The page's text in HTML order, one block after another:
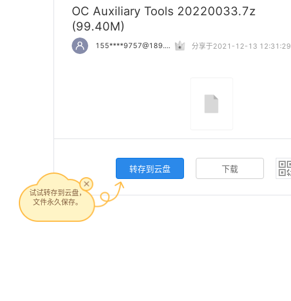
OC Auxiliary Tools 20220033.7z
(99.40M)
155****9757@189.cn 分享于2021-12-13 12:31:29
转存到云盘
试试转存到云盘，
文件永久保存。
下载